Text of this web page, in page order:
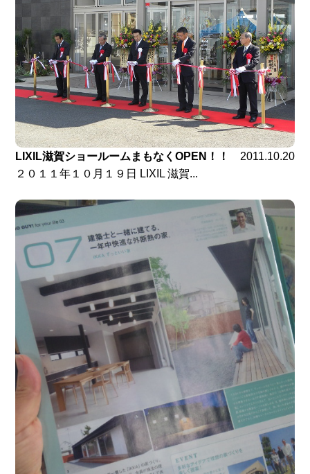
LIXIL滋賀ショールームまもなくOPEN！！
2011.10.20
２０１１年１０月１９日 LIXIL 滋賀...